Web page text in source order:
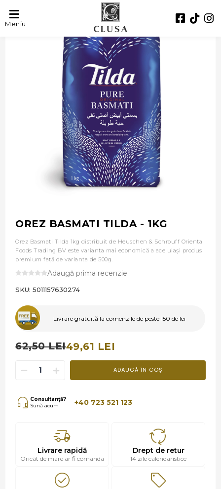
Meniu- 21%
OREZ BASMATI TILDA - 1KG
Orez Basmati Tilda 1kg distribuit de Heuschen & Schrouff Oriental
Foods Trading BV este varianta mai economică a aceluiași produs
premium față de varianta de 500g.
Adaugă prima recenzie
SKU: 5011157630274
Livrare gratuită la comenzile de peste 150 de lei
62,50 LEI49,61 LEI
ADAUGĂ ÎN COȘ
Consultanță?
Sună acum
+40 723 521 123
Livrare rapidă
Oricât de mare ar fi comanda
Drept de retur
14 zile calendaristice